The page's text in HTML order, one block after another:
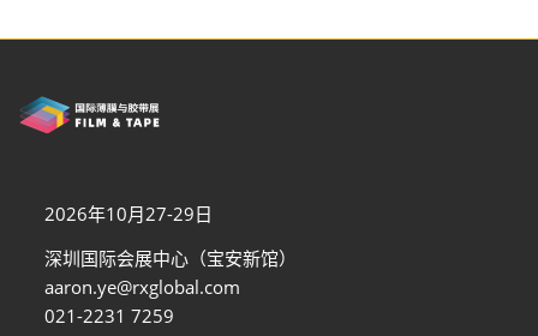
2026年10月27-29日
深圳国际会展中心（宝安新馆）
aaron.ye@rxglobal.com
021-2231 7259